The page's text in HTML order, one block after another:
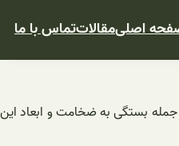
اصلیمقالاتتماس با ما
برد از جمله بستگی به ضخامت و ابعاد این